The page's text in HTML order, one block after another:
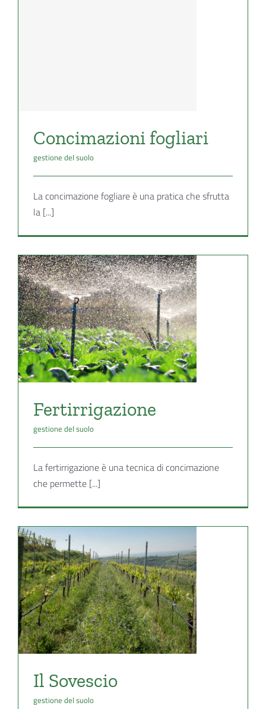
Concimazioni fogliari
gestione del suolo
La concimazione fogliare è una pratica che sfrutta
la [...]
Fertirrigazione
gestione del suolo
La fertirrigazione è una tecnica di concimazione
che permette [...]
Il Sovescio
gestione del suolo